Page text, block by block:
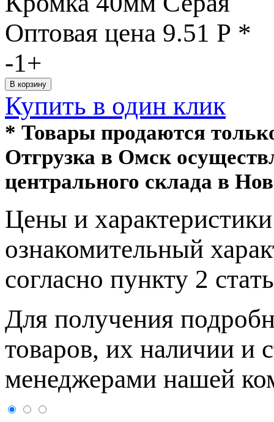
Оптовая цена 9.51 Р *
-1+
Купить в один клик
* Товары продаются
Отгрузка в Омск
центрального склада в
Цeны и
ознакомительный
согласно пункту 2
Для пoлучения
товaров, их нaличии и
менеджерами нашей